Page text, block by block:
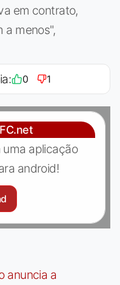
em contrato,
a menos",
0 1
uma aplicação
android!
anuncia a